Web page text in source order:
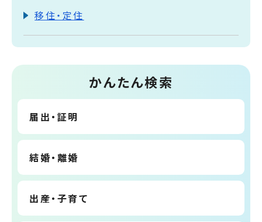
移住・定住
かんたん検索
届出・証明
結婚・離婚
出産・子育て